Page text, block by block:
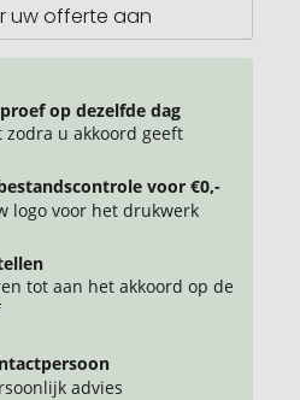
uw offerte aan
op dezelfde dag
u akkoord geeft
voor €0,-
logo voor het drukwerk
tot aan het akkoord op de
advies